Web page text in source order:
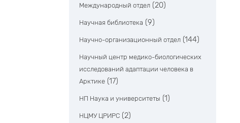
Международный отдел (20)
Научная библиотека (9)
Научно-организационный отдел (144)
Научный центр медико-биологических
исследований адаптации человека в
Арктике (17)
НП Наука и университеты (1)
НЦМУ ЦРИРС (2)